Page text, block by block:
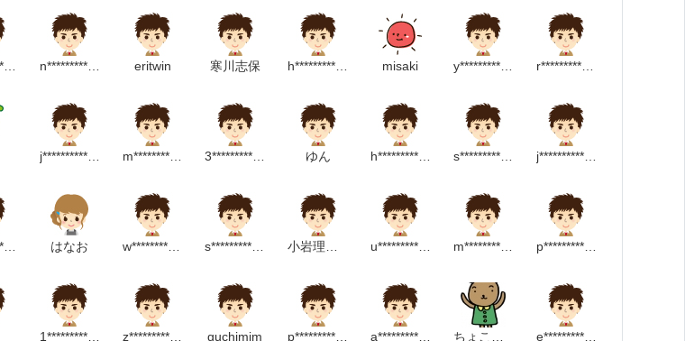
n**********************m eritwin 寒川志保 misaki y***********************m r******************************m
j*******************m m*****************m ゆん h********************m s**********************m j******************m
はなお w*******************m u**********************m m********************m p********************p
1*****************m z******************m guchimim a*********************m e*****************m